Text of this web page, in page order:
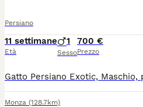
Persiano
11 settimane
Età
1
Sesso
700 €
Prezzo
Monza (128.7km)